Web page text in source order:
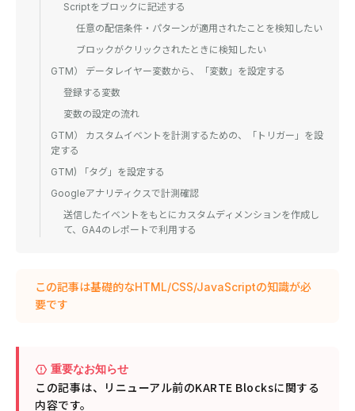
この記事は基礎的なHTML/CSS/JavaScriptの知識が必
要です
重要なお知らせ
この記事は、リニューアル前のKARTE Blocksに関する
内容です。
Scriptをブロックに記述する
任意の配信条件・パターンが適用されたことを検知したい
ブロックがクリックされたときに検知したい
GTM） データレイヤー変数から、「変数」を設定する
登録する変数
変数の設定の流れ
GTM） カスタムイベントを計測するための、「トリガー」を設
定する
GTM) 「タグ」を設定する
Googleアナリティクスで計測確認
送信したイベントをもとにカスタムディメンションを作成し
て、GA4のレポートで利用する